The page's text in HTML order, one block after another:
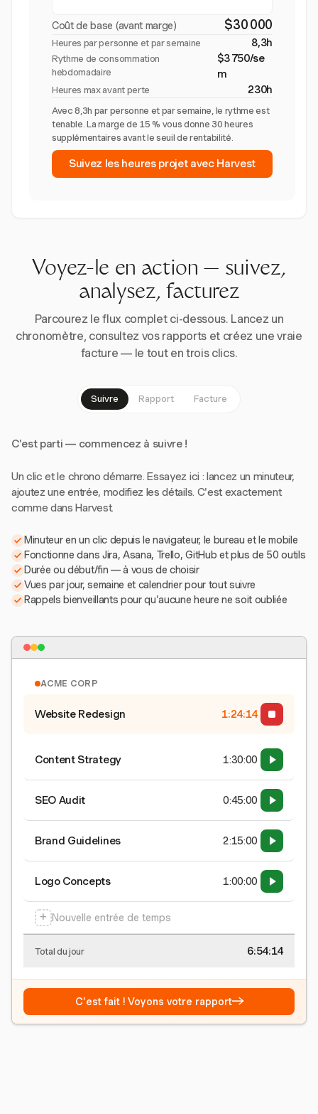
Coût de base (avant marge) $30 000
Heures par personne et par semaine 8,3h
Rythme de consommation
hebdomadaire
$3 750/se
m
Heures max avant perte 230h
Avec 8,3h par personne et par semaine, le rythme est
tenable. La marge de 15 % vous donne 30 heures
supplémentaires avant le seuil de rentabilité.
Suivez les heures projet avec Harvest
Voyez-le en action — suivez,
analysez, facturez
Parcourez le flux complet ci-dessous. Lancez un
chronomètre, consultez vos rapports et créez une vraie
facture — le tout en trois clics.
Suivre Rapport Facture
C'est parti — commencez à suivre !
Un clic et le chrono démarre. Essayez ici : lancez un minuteur,
ajoutez une entrée, modifiez les détails. C'est exactement
comme dans Harvest.
Minuteur en un clic depuis le navigateur, le bureau et le mobile
Fonctionne dans Jira, Asana, Trello, GitHub et plus de 50 outils
Durée ou début/fin — à vous de choisir
Vues par jour, semaine et calendrier pour tout suivre
Rappels bienveillants pour qu'aucune heure ne soit oubliée
ACME CORP
Website Redesign 1:24:15
Content Strategy 1:30:00
SEO Audit 0:45:00
Brand Guidelines 2:15:00
Logo Concepts 1:00:00
+ Nouvelle entrée de temps
Total du jour 6:54:15
C'est fait ! Voyons votre rapport→